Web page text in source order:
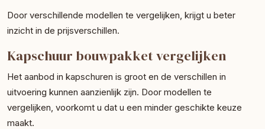
Door verschillende modellen te vergelijken, krijgt u beter
inzicht in de prijsverschillen.
Kapschuur bouwpakket vergelijken
Het aanbod in kapschuren is groot en de verschillen in
uitvoering kunnen aanzienlijk zijn. Door modellen te
vergelijken, voorkomt u dat u een minder geschikte keuze
maakt.